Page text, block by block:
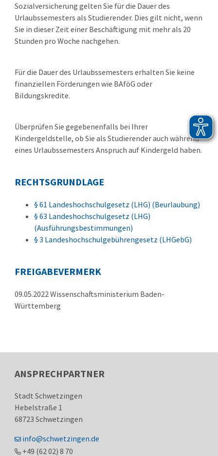
Sozialversicherung gelten Sie für die Dauer des
Urlaubssemesters als Studierender. Dies gilt nicht, wenn
Sie in dieser Zeit einer Beschäftigung mit mehr als 20
Stunden pro Woche nachgehen.
Für die Dauer des Urlaubssemesters erhalten Sie keine
finanziellen Förderungen wie BAföG oder
Bildungskredite.
Überprüfen Sie gegebenenfalls bei Ihrer
Kindergeldstelle, ob Sie als Studierender auch während
eines Urlaubssemesters Anspruch auf Kindergeld haben.
RECHTSGRUNDLAGE
§ 61 Landeshochschulgesetz (LHG) (Beurlaubung)
§ 63 Landeshochschulgesetz (LHG)
(Ausführungsbestimmungen)
§ 3 Landeshochschulgebührengesetz (LHGebG)
FREIGABEVERMERK
09.05.2022 Wissenschaftsministerium Baden-
Württemberg
ANSPRECHPARTNER
Stadt Schwetzingen
Hebelstraße 1
68723 Schwetzingen
info@schwetzingen.de
+49 (6202) 8 70